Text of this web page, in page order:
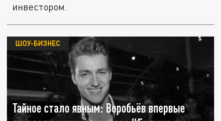
инвестором.
Тайное стало явным: Воробьёв впервые
ШОУ-БИЗНЕС